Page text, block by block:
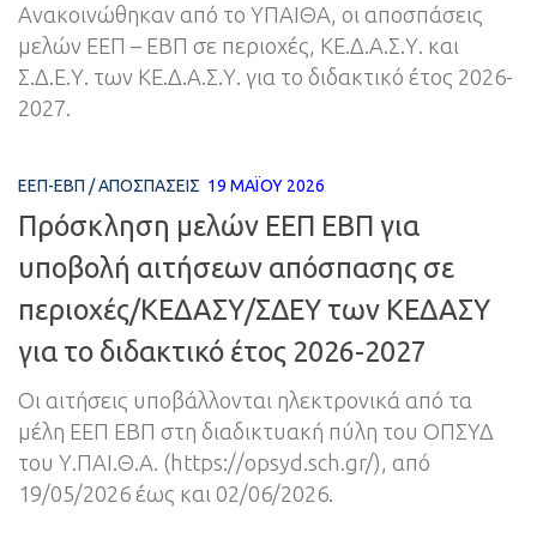
Ανακοινώθηκαν από το ΥΠΑΙΘΑ, οι αποσπάσεις
μελών ΕΕΠ – ΕΒΠ σε περιοχές, ΚΕ.Δ.Α.Σ.Υ. και
Σ.Δ.Ε.Υ. των ΚΕ.Δ.Α.Σ.Υ. για το διδακτικό έτος 2026-
2027.
ΕΕΠ-ΕΒΠ /ΑΠΟΣΠΆΣΕΙΣ 19 ΜΑΪ́ΟΥ 2026
Πρόσκληση μελών ΕΕΠ ΕΒΠ για
υποβολή αιτήσεων απόσπασης σε
περιοχές/ΚΕΔΑΣΥ/ΣΔΕΥ των ΚΕΔΑΣΥ
για το διδακτικό έτος 2026-2027
Οι αιτήσεις υποβάλλονται ηλεκτρονικά από τα
μέλη ΕΕΠ ΕΒΠ στη διαδικτυακή πύλη του ΟΠΣΥΔ
του Υ.ΠΑΙ.Θ.Α. (https://opsyd.sch.gr/), από
19/05/2026 έως και 02/06/2026.